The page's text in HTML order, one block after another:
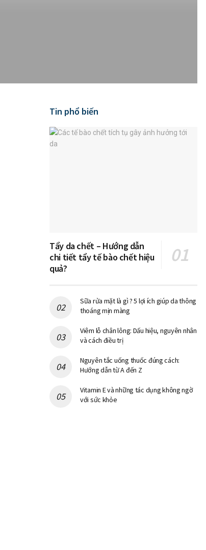
Tin phổ biến
Tẩy da chết – Hướng dẫn
chi tiết tẩy tế bào chết hiệu
quả?
Sữa rửa mặt là gì ? 5 lợi ích giúp da thông
thoáng mịn màng
Viêm lỗ chân lông: Dấu hiệu, nguyên nhân
và cách điều trị
Nguyên tắc uống thuốc đúng cách:
Hướng dẫn từ A đến Z
Vitamin E và những tác dụng không ngờ
với sức khỏe